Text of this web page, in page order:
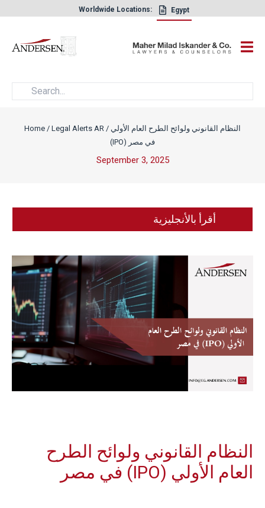
Worldwide Locations: Egypt
×
Home / Legal Alerts AR / النظام القانوني ولوائح الطرح العام الأولي
(IPO) في مصر
September 3, 2025
أقرأ بالأنجليزية
النظام القانوني ولوائح الطرح
العام الأولي (IPO) في مصر